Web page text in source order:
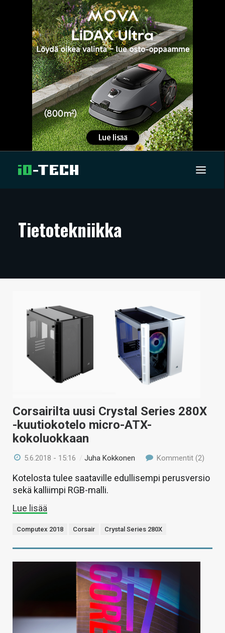
ARTIKKELIT
TECHBBS
HINTA.FI
VAIHDA TEEMA
HAKU
Tietotekniikka
Corsairilta uusi Crystal Series 280X
-kuutiokotelo micro-ATX-
kokoluokkaan
5.6.2018 - 15:16 /Juha Kokkonen Kommentit (2)
Kotelosta tulee saataville edullisempi perusversio
sekä kalliimpi RGB-malli.
Lue lisää
Computex 2018 Corsair Crystal Series 280X